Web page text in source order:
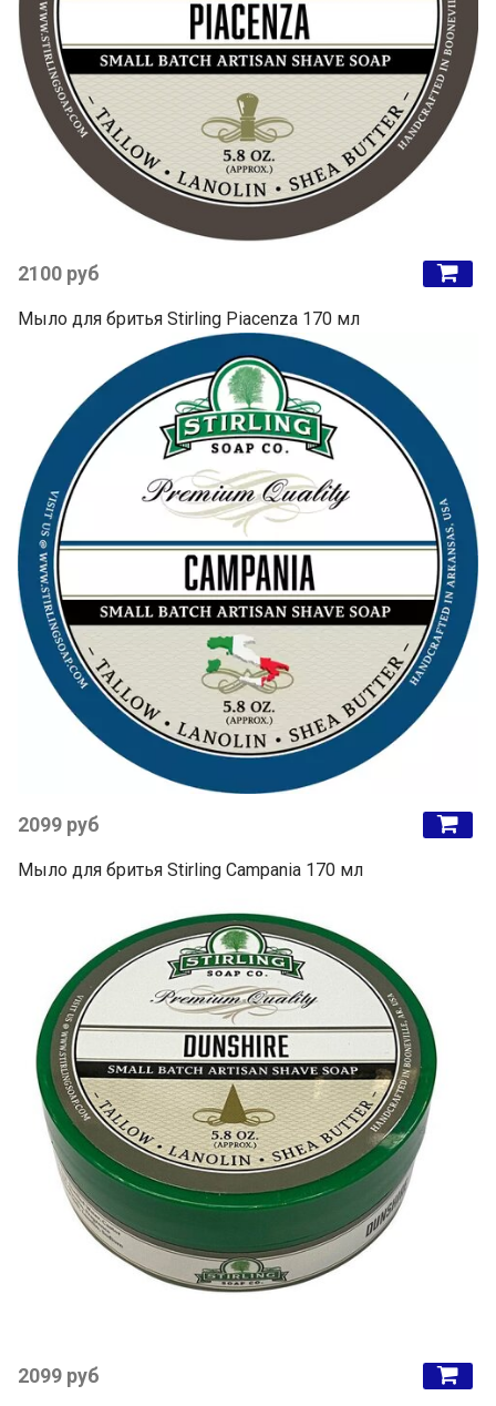
2100 руб
Мыло для бритья Stirling Piacenza 170 мл
2099 руб
Мыло для бритья Stirling Campania 170 мл
2099 руб